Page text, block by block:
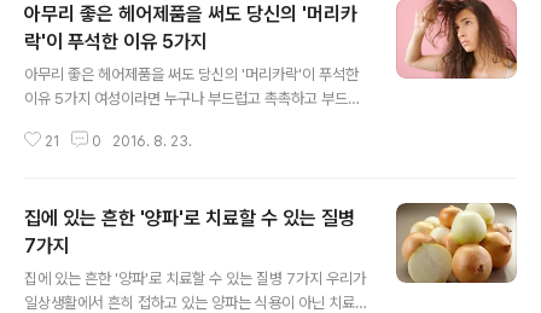
아무리 좋은 헤어제품을 써도 당신의 '머리카
락'이 푸석한 이유 5가지
아무리 좋은 헤어제품을 써도 당신의 '머리카락'이 푸석한
이유 5가지 여성이라면 누구나 부드럽고 촉촉하고 부드러
갖는 것은 쉽지만은 않습니다. 많은 여성들이 툭툭 부서질
니다. 참고하시고 머릿결 개선에 도움이 되었으면 좋겠습
니다. 1. 에어컨을 지나치게 많이 쐰다 에어컨이나 히터 바
람은 머리카락의 수분을 날아가게 한다. 부드러운 머릿결
을 갖고 싶다면 아무리 덥더라도 에어컨이 주는 시원함을
21 0 2016. 8. 23.
집에 있는 흔한 '양파'로 치료할 수 있는 질병
7가지
집에 있는 흔한 '양파'로 치료할 수 있는 질병 7가지 우리가
일상생활에서 흔히 접하고 있는 양파는 식용이 아닌 치료